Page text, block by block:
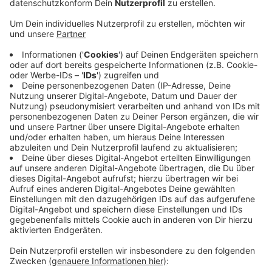
Anzeige
Bei weiteren 15 Düsseldorfern wurde das Virus jetzt
festgestellt. Gleichzeitig sind aber auch 35 Menschen
wieder genesen. Dadurch ist die Zahl der registriert
Erkrankten auf aktuell 262 Patienten zurückgegangen.
Darunter sind auch insgesamt sechs Bewohner und
Mitarbeiter von zwei Alten- und Pflegeheimen, bei
denen das Virus jetzt erkannt wurde. Betroffen sind
laut der Stadt die "Pro Seniore Residenz" in
Holthausen und das Wichernhaus in Flingern. Außerdem
haben sich über 500 weitere Düsseldorfer auf Corona
testen lassen.